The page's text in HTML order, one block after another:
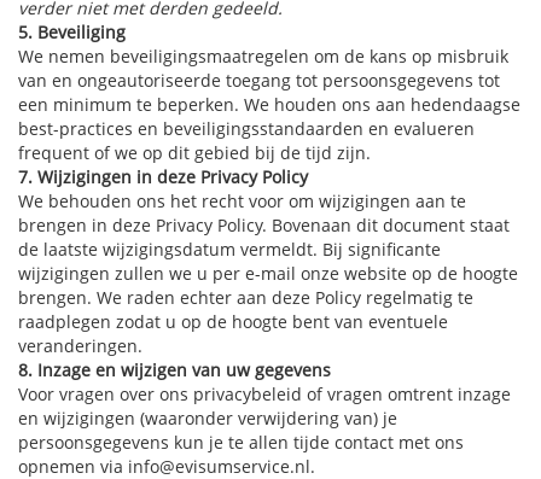
verder niet met derden gedeeld.
5. Beveiliging
We nemen beveiligingsmaatregelen om de kans op misbruik
van en ongeautoriseerde toegang tot persoonsgegevens tot
een minimum te beperken. We houden ons aan hedendaagse
best-practices en beveiligingsstandaarden en evalueren
frequent of we op dit gebied bij de tijd zijn.
7. Wijzigingen in deze Privacy Policy
We behouden ons het recht voor om wijzigingen aan te
brengen in deze Privacy Policy. Bovenaan dit document staat
de laatste wijzigingsdatum vermeldt. Bij significante
wijzigingen zullen we u per e-mail onze website op de hoogte
brengen. We raden echter aan deze Policy regelmatig te
raadplegen zodat u op de hoogte bent van eventuele
veranderingen.
8. Inzage en wijzigen van uw gegevens
Voor vragen over ons privacybeleid of vragen omtrent inzage
en wijzigingen (waaronder verwijdering van) je
persoonsgegevens kun je te allen tijde contact met ons
opnemen via info@evisumservice.nl.